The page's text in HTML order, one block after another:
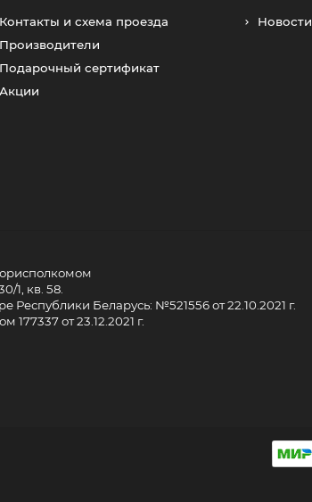
Контакты и схема проезда
Производители
Подарочный сертификат
Акции
Новости
1, кв. 58.
Республики Беларусь: №521556 от 22.10.2021 г.
от 23.12.2021 г.